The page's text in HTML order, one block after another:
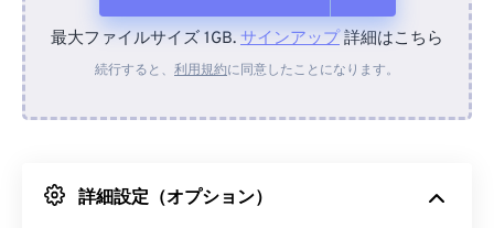
デバイスから
Googleドライブから
最大ファイルサイズ 1GB. サインアップ詳細はこちら
続行すると、 利用規約に同意したことになります。
詳細設定（オプション）